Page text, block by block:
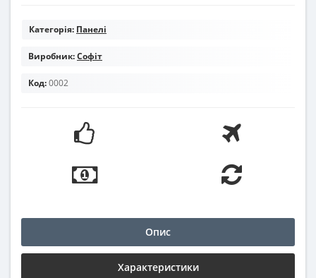
Категорія: Панелі
Виробник:Софіт
Код:0002
Опис
Характеристики